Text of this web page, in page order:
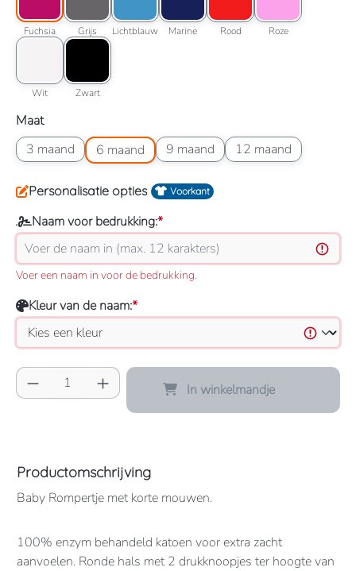
Fuchsia Grijs Lichtblauw Marine Rood Roze
Kleuroptie: Wit
Wit
Kleuroptie: Zwart
Zwart
Selecteer
Maat
3 maand
Maatoptie: 3 maand
6 maand
Maatoptie: 6 maand
9 maand
Maatoptie: 9 maand12 maand
Maatoptie: 12 maand
Personalisatie opties Voorkant
Naam voor bedrukking:*
Voer een naam in voor de bedrukking.
Kleur van de naam:*
Producthoeveelheid: Voer de gewenste
In winkelmandje
Productomschrijving
Baby Rompertje met korte mouwen.
100% enzym behandeld katoen voor extra zacht
aanvoelen. Ronde hals met 2 drukknoopjes ter hoogte van